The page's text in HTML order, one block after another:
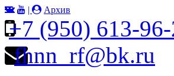
| Архив
+7 (950) 613-
fhnn_rf@bk.ru